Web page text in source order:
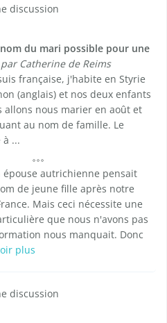
discussion
du mari possible pour une
par Catherine de Reims
française, j'habite en Styrie
(anglais) et nos deux enfants
allons nous marier en août et
au nom de famille. Le
à ...
épouse autrichienne pensait
de jeune fille après notre
Mais ceci nécessite une
que nous n'avons pas
nous manquait. Donc
plus
discussion